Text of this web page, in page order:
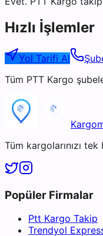
Hızlı İşlemler
Yol Tarifi Al
Tüm PTT Kargo
Tüm kargolarınızı
Popüler Firmalar
Ptt Kargo Takip
Trendyol